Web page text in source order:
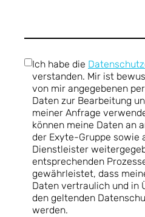
Ich habe die
verstanden. Mir ist
von mir angegebenen
Daten zur Bearbeitung
meiner Anfrage
können meine Daten an
der Exyte-Gruppe sowie
Dienstleister
entsprechenden
gewährleistet, dass
Daten vertraulich und in
den geltenden
werden.